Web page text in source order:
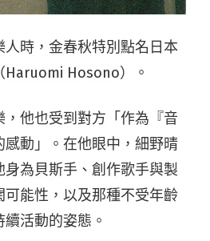
時，金春秋特別點名日本
Haruomi Hosono）。
，他也受到對方「作為『音
感動」。在他眼中，細野晴
身為貝斯手、創作歌手與製
能性，以及那種不受年齡
活動的姿態。